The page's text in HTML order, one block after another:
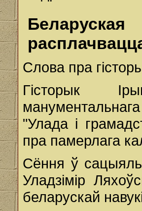
Слова пра
Гісторык
"Улада і
пра памерлага
Сёння ў
Уладзімір
беларускай